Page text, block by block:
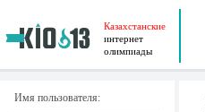
Казахстанские
интернет
олимпиады
Имя пользователя: